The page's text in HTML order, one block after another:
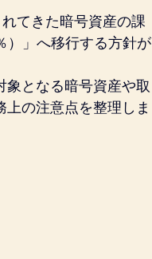
てきた暗号資産の課
）」へ移行する方針が
象となる暗号資産や取
の注意点を整理しま